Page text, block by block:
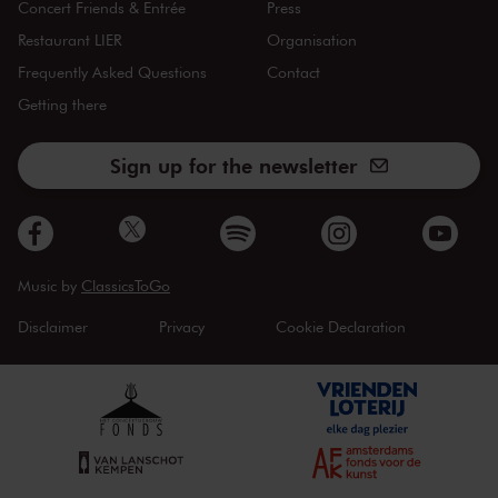
Concert Friends & Entrée
Restaurant LIER
Frequently Asked Questions
Getting there
Press
Organisation
Contact
Sign up for the newsletter
Music by ClassicsToGo
Disclaimer Privacy Cookie Declaration